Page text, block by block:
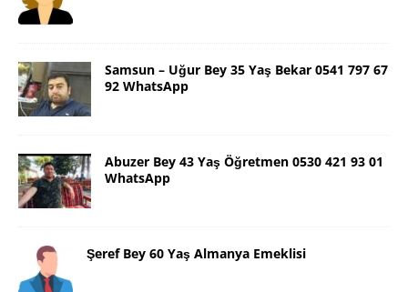
Samsun – Uğur Bey 35 Yaş Bekar 0541 797 67
92 WhatsApp
Abuzer Bey 43 Yaş Öğretmen 0530 421 93 01
WhatsApp
Şeref Bey 60 Yaş Almanya Emeklisi